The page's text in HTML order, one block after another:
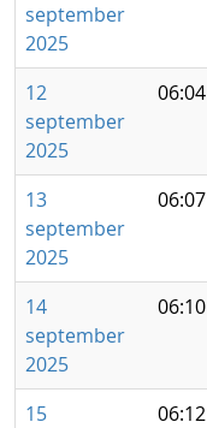
september
2025
12
september
2025
06:04
13
september
2025
06:07
14
september
2025
06:10
15
06:12